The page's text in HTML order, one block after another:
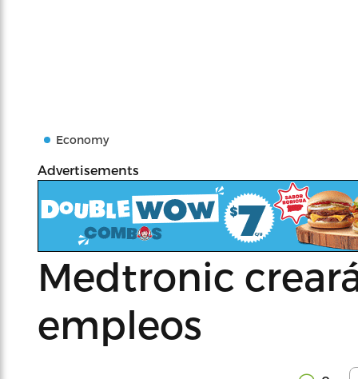
Economy
Advertisements
Medtronic
empleos